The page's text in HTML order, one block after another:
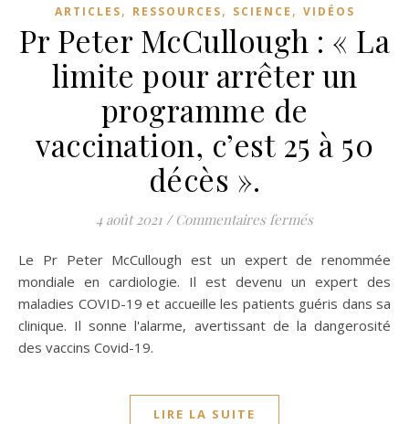
ARTICLES, RESSOURCES, SCIENCE , VIDÉOS
Pr Peter McCullough : « La
limite pour arrêter un
programme de
vaccination, c’est 25 à 50
décès ».
4 août 2021 / Commentaires ferméssur Pr Peter
Le Pr Peter McCullough est un expert de renommée
mondiale en cardiologie. Il est devenu un expert des
maladies COVID-19 et accueille les patients guéris dans sa
clinique. Il sonne l'alarme, avertissant de la dangerosité
des vaccins Covid-19.
LIRE LA SUITE